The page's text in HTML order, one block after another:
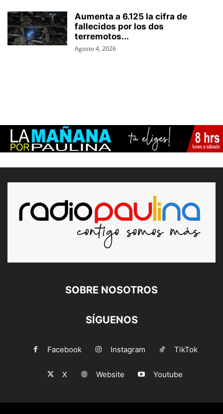
Aumenta a 6.125 la cifra de
fallecidos por los dos
terremotos...
Agosto 4, 2026
SOBRE NOSOTROS
SÍGUENOS
Facebook Instagram TikTok
X Website Youtube